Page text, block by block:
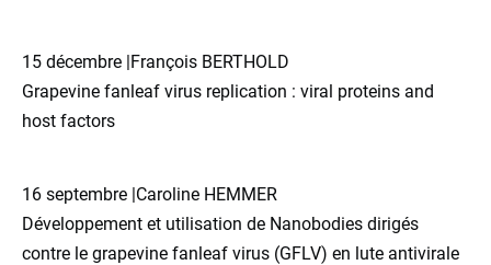
15 décembre |François BERTHOLD
Grapevine fanleaf virus replication : viral proteins and
host factors
16 septembre |Caroline HEMMER
Développement et utilisation de Nanobodies dirigés
contre le grapevine fanleaf virus (GFLV) en lute antivirale